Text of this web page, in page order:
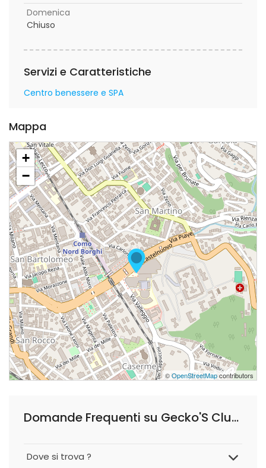
Domenica
Chiuso
Servizi e Caratteristiche
Centro benessere e SPA
Mappa
+
−
©OpenStreetMapcontributors
Domande Frequenti su Gecko'S Club Estetica & Solarium - Como
Dove si trova ?